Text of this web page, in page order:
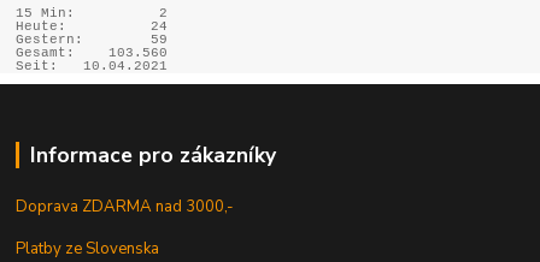
15 Min:
2
Heute:
24
Gestern:
59
Gesamt:
103.560
Seit:
10.04.2021
Informace pro zákazníky
Doprava ZDARMA nad 3000,-
Platby ze Slovenska